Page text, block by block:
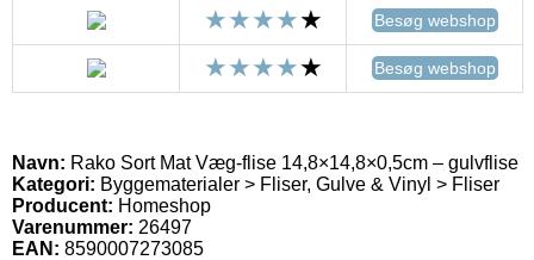
Besøg webshop
Besøg webshop
Navn: Rako Sort Mat Væg-flise 14,8×14,8×0,5cm – gulvflise
Kategori: Byggematerialer > Fliser, Gulve & Vinyl > Fliser
Producent: Homeshop
Varenummer: 26497
EAN: 8590007273085